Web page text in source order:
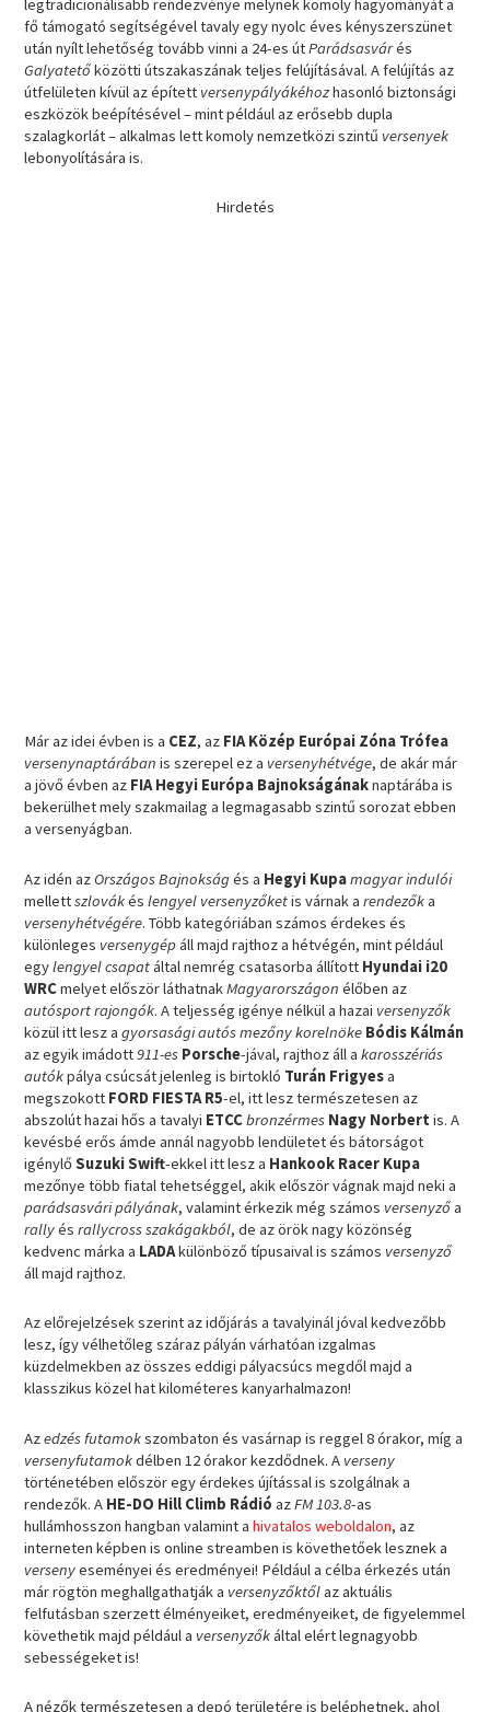
legtradicionálisabb rendezvénye melynek komoly hagyományát a
fő támogató segítségével tavaly egy nyolc éves kényszerszünet
után nyílt lehetőség tovább vinni a 24-es útParádsasvárés
Galyatetőközötti útszakaszának teljes felújításával. A felújítás az
útfelületen kívül az épített versenypályákéhozhasonló biztonsági
eszközök beépítésével – mint például az erősebb dupla
szalagkorlát – alkalmas lett komoly nemzetközi szintű versenyek
lebonyolítására is.
Hirdetés
Már az idei évben is a CEZ, az FIA Közép Európai Zóna Trófea
versenynaptárában is szerepel ez a versenyhétvége, de akár már
a jövő évben az FIA Hegyi Európa Bajnokságánaknaptárába is
bekerülhet mely szakmailag a legmagasabb szintű sorozat ebben
a versenyágban.
Az idén az Országos Bajnokságés a Hegyi Kupamagyar indulói
mellettszlovákéslengyel versenyzőketis várnak arendezőka
versenyhétvégére. Több kategóriában számos érdekes és
különleges versenygépáll majd rajthoz a hétvégén, mint például
egylengyel csapatáltal nemrég csatasorba állított Hyundai i20
WRCmelyet először láthatnakMagyarországon élőben az
autósport rajongók. A teljesség igénye nélkül a hazai versenyzők
közül itt lesz agyorsasági autós mezőny korelnöke Bódis Kálmán
az egyik imádott911-es Porsche-jával, rajthoz áll a karosszériás
autókpálya csúcsát jelenleg is birtokló Turán Frigyesa
megszokott FORD FIESTA R5-el, itt lesz természetesen az
abszolút hazai hős a tavalyi ETCCbronzérmes Nagy Norbert is. A
kevésbé erős ámde annál nagyobb lendületet és bátorságot
igénylőSuzuki Swift-ekkel itt lesz a Hankook Racer Kupa
mezőnye több fiatal tehetséggel, akik először vágnak majd neki a
parádsasvári pályának, valamint érkezik még számos versenyzőa
rallyésrallycross szakágakból, de az örök nagy közönség
kedvenc márka a LADAkülönböző típusaival is számos versenyző
áll majd rajthoz.
Az előrejelzések szerint az időjárás a tavalyinál jóval kedvezőbb
lesz, így vélhetőleg száraz pályán várhatóan izgalmas
küzdelmekben az összes eddigi pályacsúcs megdől majd a
klasszikus közel hat kilométeres kanyarhalmazon!
Azedzés futamokszombaton és vasárnap is reggel 8 órakor, míg a
versenyfutamokdélben 12 órakor kezdődnek. A verseny
történetében először egy érdekes újítással is szolgálnak a
rendezők. A HE-DO Hill Climb Rádió azFM 103.8-as
hullámhosszon hangban valamint ahivatalos weboldalon, az
interneten képben is online streamben is követhetőek lesznek a
versenyeseményei és eredményei! Például a célba érkezés után
már rögtön meghallgathatják a versenyzőktőlaz aktuális
felfutásban szerzett élményeiket, eredményeiket, de figyelemmel
követhetik majd például a versenyzőkáltal elért legnagyobb
sebességeket is!
A nézők természetesen a depó területére is beléphetnek, ahol